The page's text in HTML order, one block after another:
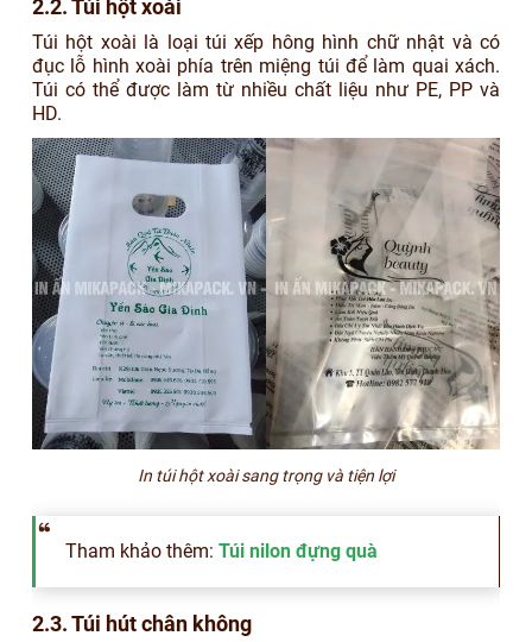
2.2. Túi hột xoài
Túi hột xoài là loại túi xếp hông hình chữ nhật và có
đục lỗ hình xoài phía trên miệng túi để làm quai xách.
Túi có thể được làm từ nhiều chất liệu như PE, PP và
HD.
In túi hột xoài sang trọng và tiện lợi
Tham khảo thêm: Túi nilon đựng quà
2.3. Túi hút chân không